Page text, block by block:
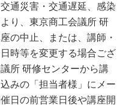
通災害・交通遅延、感染
り、東京商工会議所 研
の中止、または、講師・
時等を変更する場合ござ
所 研修センターから講
みの「担当者様」にメー
日の前営業日後や講座開